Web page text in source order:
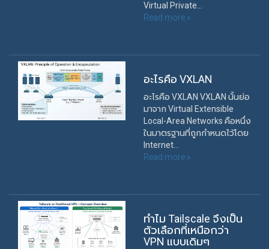
Virtual Private...
Read more »
อะไรคือ VXLAN
อะไรคือ VXLAN VXLAN นั้นย่อ
มาจาก Virtual Extensible
Local-Area Networks คือหนึ่ง
ในมาตรฐานที่ถูกกำหนดไว้โดย
Internet...
Read more »
ทำไม Tailscale จึงเป็น
ตัวเลือกที่เหนือกว่า
VPN แบบเดิมๆ